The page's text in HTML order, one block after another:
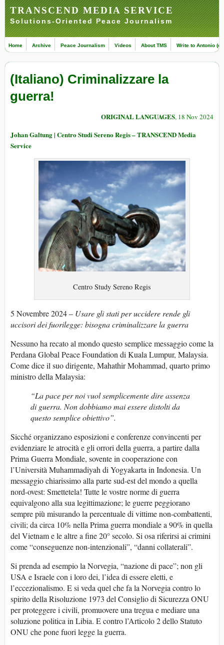
TRANSCEND MEDIA SERVICE
Solutions-Oriented Peace Journalism
Home Archive Peace Journalism Videos About TMS Write to Antonio
(Italiano) Criminalizzare la
guerra!
ORIGINAL LANGUAGES, 18 Nov 2024
Johan Galtung | Centro Studi Sereno Regis – TRANSCEND Media
Service
Centro Study Sereno Regis
5 Novembre 2024– Usare gli stati per uccidere rende gli
uccisori dei fuorilegge: bisogna criminalizzare la guerra
Nessuno ha recato al mondo questo semplice messaggio come la
Perdana Global Peace Foundation di Kuala Lumpur, Malaysia.
Come dice il suo dirigente, Mahathir Mohammad, quarto primo
ministro della Malaysia:
“La pace per noi vuol semplicemente dire assenza
di guerra. Non dobbiamo mai essere distolti da
questo semplice obiettivo”.
Sicché organizzano esposizioni e conferenze convincenti per
evidenziare le atrocità e gli orrori della guerra, a partire dalla
Prima Guerra Mondiale, sovente in cooperazione con
l’Università Muhammadiyah di Yogyakarta in Indonesia. Un
messaggio chiarissimo alla parte sud-est del mondo a quella
nord-ovest: Smettetela! Tutte le vostre norme di guerra
equivalgono alla sua legittimazione; le guerre peggiorano
sempre più misurando la percentuale di vittime non-combattenti,
civili; da circa 10% nella Prima guerra mondiale a 90% in quella
del Vietnam e le altre a fine 20° secolo. Si osa riferirsi ai crimini
come “conseguenze non-intenzionali”, “danni collaterali”.
Si prenda ad esempio la Norvegia, “nazione di pace”; non gli
USA e Israele con i loro dei, l’idea di essere eletti, e
l’eccezionalismo. E si veda quel che fa la Norvegia contro lo
spirito della Risoluzione 1973 del Consiglio di Sicurezza ONU
per proteggere i civili, promuovere una tregua e mediare una
soluzione politica in Libia. E contro l’Articolo 2 dello Statuto
ONU che pone fuori legge la guerra.